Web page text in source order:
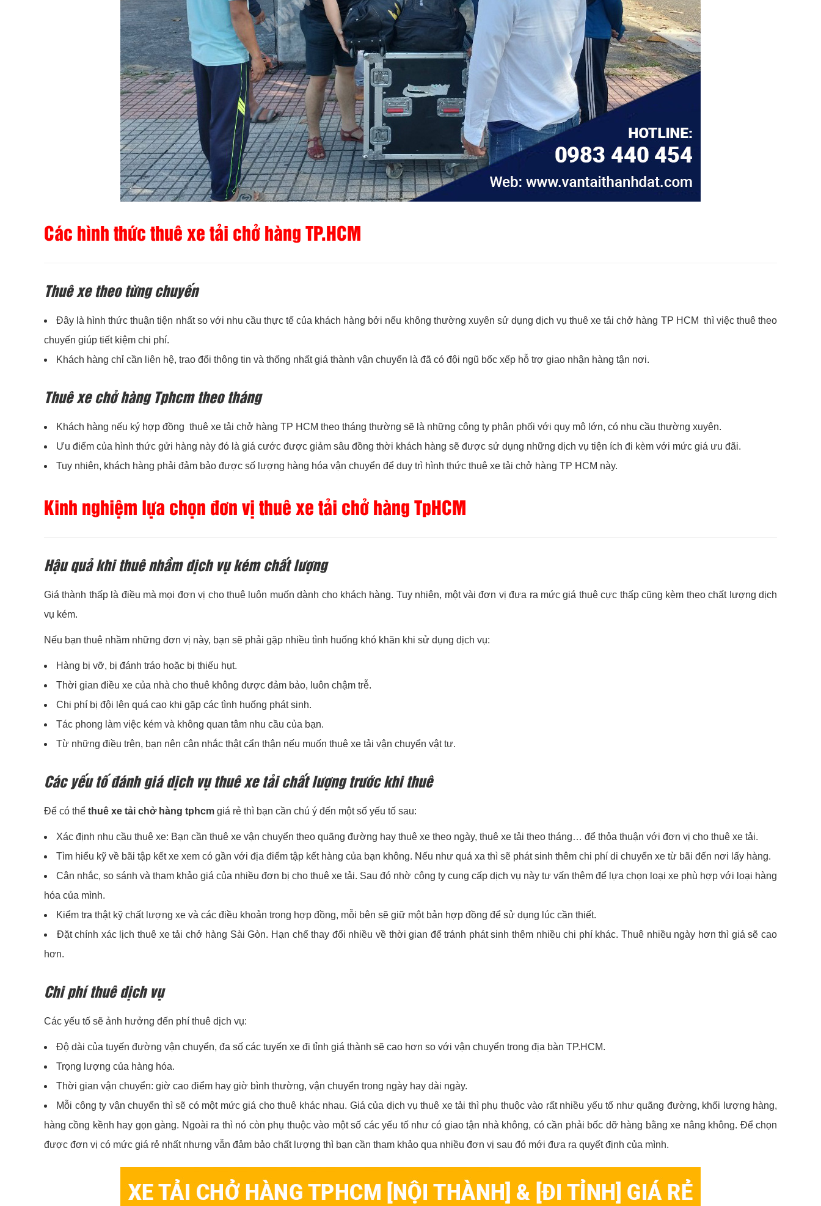
Các hình thức thuê xe tải chở hàng TP.HCM
Thuê xe theo từng chuyến
Đây là hình thức thuận tiện nhất so với nhu cầu thực tế của khách hàng bởi nếu không thường xuyên sử dụng dịch vụ thuê xe tải chở hàng TP HCM thì việc thuê theo
chuyến giúp tiết kiệm chi phí.
Khách hàng chỉ cần liên hệ, trao đổi thông tin và thống nhất giá thành vận chuyển là đã có đội ngũ bốc xếp hỗ trợ giao nhận hàng tận nơi.
Thuê xe chở hàng Tphcm theo tháng
Khách hàng nếu ký hợp đồng thuê xe tải chở hàng TP HCM theo tháng thường sẽ là những công ty phân phối với quy mô lớn, có nhu cầu thường xuyên.
Ưu điểm của hình thức gửi hàng này đó là giá cước được giảm sâu đồng thời khách hàng sẽ được sử dụng những dịch vụ tiện ích đi kèm với mức giá ưu đãi.
Tuy nhiên, khách hàng phải đảm bảo được số lượng hàng hóa vận chuyển để duy trì hình thức thuê xe tải chở hàng TP HCM này.
Kinh nghiệm lựa chọn đơn vị thuê xe tải chở hàng TpHCM
Hậu quả khi thuê nhầm dịch vụ kém chất lượng
Giá thành thấp là điều mà mọi đơn vị cho thuê luôn muốn dành cho khách hàng. Tuy nhiên, một vài đơn vị đưa ra mức giá thuê cực thấp cũng kèm theo chất lượng dịch
vụ kém.
Nếu bạn thuê nhầm những đơn vị này, bạn sẽ phải gặp nhiều tình huống khó khăn khi sử dụng dịch vụ:
Hàng bị vỡ, bị đánh tráo hoặc bị thiếu hụt.
Thời gian điều xe của nhà cho thuê không được đảm bảo, luôn chậm trễ.
Chi phí bị đội lên quá cao khi gặp các tình huống phát sinh.
Tác phong làm việc kém và không quan tâm nhu cầu của bạn.
Từ những điều trên, bạn nên cân nhắc thật cẩn thận nếu muốn thuê xe tải vận chuyển vật tư.
Các yếu tố đánh giá dịch vụ thuê xe tải chất lượng trước khi thuê
Để có thể thuê xe tải chở hàng tphcm giá rẻ thì bạn cần chú ý đến một số yếu tố sau:
Xác định nhu cầu thuê xe: Bạn cần thuê xe vận chuyển theo quãng đường hay thuê xe theo ngày, thuê xe tải theo tháng… để thỏa thuận với đơn vị cho thuê xe tải.
Tìm hiểu kỹ về bãi tập kết xe xem có gần với địa điểm tập kết hàng của bạn không. Nếu như quá xa thì sẽ phát sinh thêm chi phí di chuyển xe từ bãi đến nơi lấy hàng.
Cân nhắc, so sánh và tham khảo giá của nhiều đơn bị cho thuê xe tải. Sau đó nhờ công ty cung cấp dịch vụ này tư vấn thêm để lựa chọn loại xe phù hợp với loại hàng
hóa của mình.
Kiểm tra thật kỹ chất lượng xe và các điều khoản trong hợp đồng, mỗi bên sẽ giữ một bản hợp đồng để sử dụng lúc cần thiết.
Đặt chính xác lịch thuê xe tải chở hàng Sài Gòn. Hạn chế thay đổi nhiều về thời gian để tránh phát sinh thêm nhiều chi phí khác. Thuê nhiều ngày hơn thì giá sẽ cao
hơn.
Chi phí thuê dịch vụ
Các yếu tố sẽ ảnh hưởng đến phí thuê dịch vụ:
Độ dài của tuyến đường vận chuyển, đa số các tuyến xe đi tỉnh giá thành sẽ cao hơn so với vận chuyển trong địa bàn TP.HCM.
Trọng lượng của hàng hóa.
Thời gian vận chuyển: giờ cao điểm hay giờ bình thường, vận chuyển trong ngày hay dài ngày.
Mỗi công ty vận chuyển thì sẽ có một mức giá cho thuê khác nhau. Giá của dịch vụ thuê xe tải thì phụ thuộc vào rất nhiều yếu tố như quãng đường, khối lượng hàng,
hàng cồng kềnh hay gọn gàng. Ngoài ra thì nó còn phụ thuộc vào một số các yếu tố như có giao tận nhà không, có cần phải bốc dỡ hàng bằng xe nâng không. Để chọn
được đơn vị có mức giá rẻ nhất nhưng vẫn đảm bảo chất lượng thì bạn cần tham khảo qua nhiều đơn vị sau đó mới đưa ra quyết định của mình.